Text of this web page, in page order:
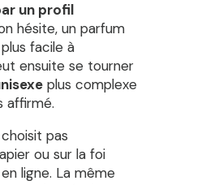
un profil
hésite, un parfum
facile à
ensuite se tourner
plus complexe
affirmé.
pas
ou sur la foi
ligne. La même